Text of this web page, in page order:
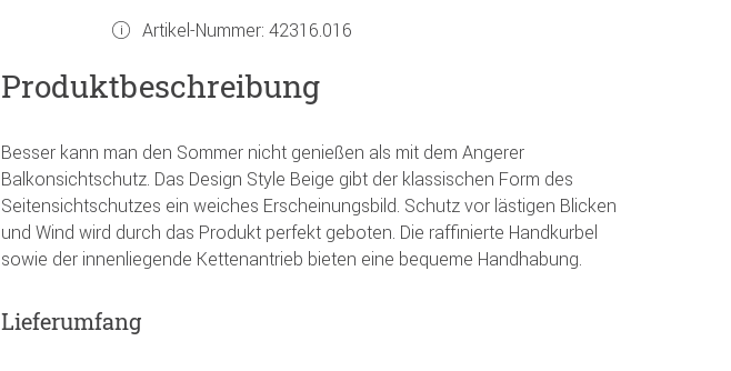
Artikel-Nummer: 42316.016
Produktbeschreibung
Besser kann man den Sommer nicht genießen als mit dem Angerer
Balkonsichtschutz. Das Design Style Beige gibt der klassischen Form des
Seitensichtschutzes ein weiches Erscheinungsbild. Schutz vor lästigen Blicken
und Wind wird durch das Produkt perfekt geboten. Die raffinierte Handkurbel
sowie der innenliegende Kettenantrieb bieten eine bequeme Handhabung.
Lieferumfang